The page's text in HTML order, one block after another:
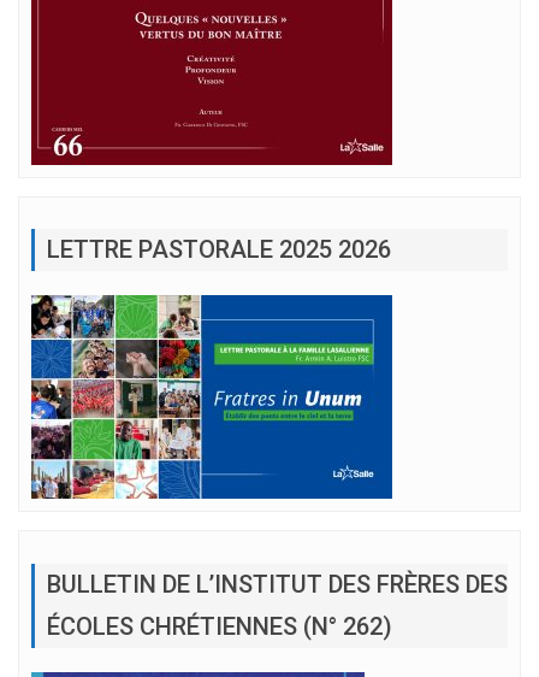
LETTRE PASTORALE 2025 2026
BULLETIN DE L’INSTITUT DES FRÈRES DES
ÉCOLES CHRÉTIENNES (N° 262)